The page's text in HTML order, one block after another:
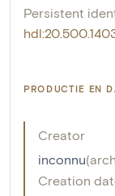
Persistent
PRODUCTIE EN
Creator
inconnu(
Creation